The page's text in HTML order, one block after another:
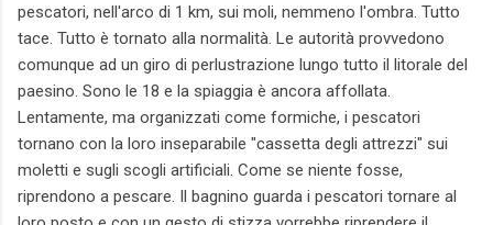
pescatori, nell'arco di 1 km, sui moli, nemmeno l'ombra. Tutto
tace. Tutto è tornato alla normalità. Le autorità provvedono
comunque ad un giro di perlustrazione lungo tutto il litorale del
paesino. Sono le 18 e la spiaggia è ancora affollata.
Lentamente, ma organizzati come formiche, i pescatori
tornano con la loro inseparabile "cassetta degli attrezzi" sui
moletti e sugli scogli artificiali. Come se niente fosse,
riprendono a pescare. Il bagnino guarda i pescatori tornare al